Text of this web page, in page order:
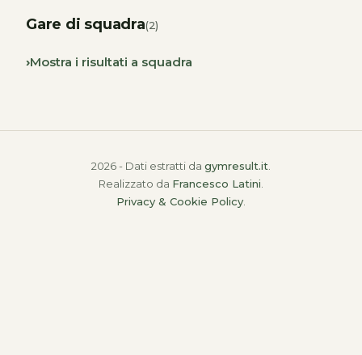
Gare di squadra(2)
Mostra i risultati a squadra
2026 - Dati estratti da gymresult.it
Realizzato da Francesco Latini
Privacy & Cookie Policy